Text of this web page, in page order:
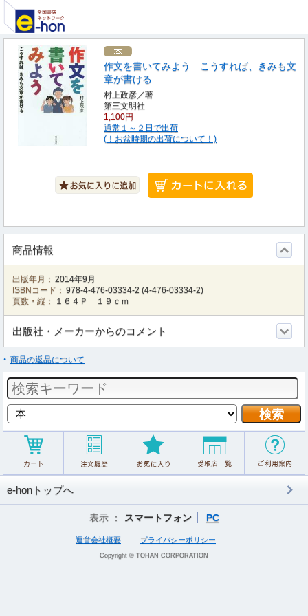
作文を書いてみよう こうすれば、きみも文
章が書ける
村上政彦／著
第三文明社
1,100円
通常１～２日で出荷
(！お盆時期の出荷について！)
商品情報
出版年月： 2014年9月
ISBNコード： 978-4-476-03334-2 (4-476-03334-2)
頁数・縦：
１６４Ｐ １９ｃｍ
出版社・メーカーからのコメント
商品の返品について
e-honトップへ
表示 ： スマートフォン PC
運営会社概要 プライバシーポリシー
Copyright © TOHAN CORPORATION